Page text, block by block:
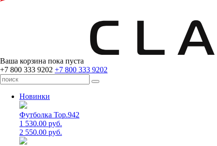
Ваша корзина пока пуста
+7 800 333 9202 +7 800 333 9202
Новинки
Футболка Top.942
1 530.00 руб.
2 550.00 руб.